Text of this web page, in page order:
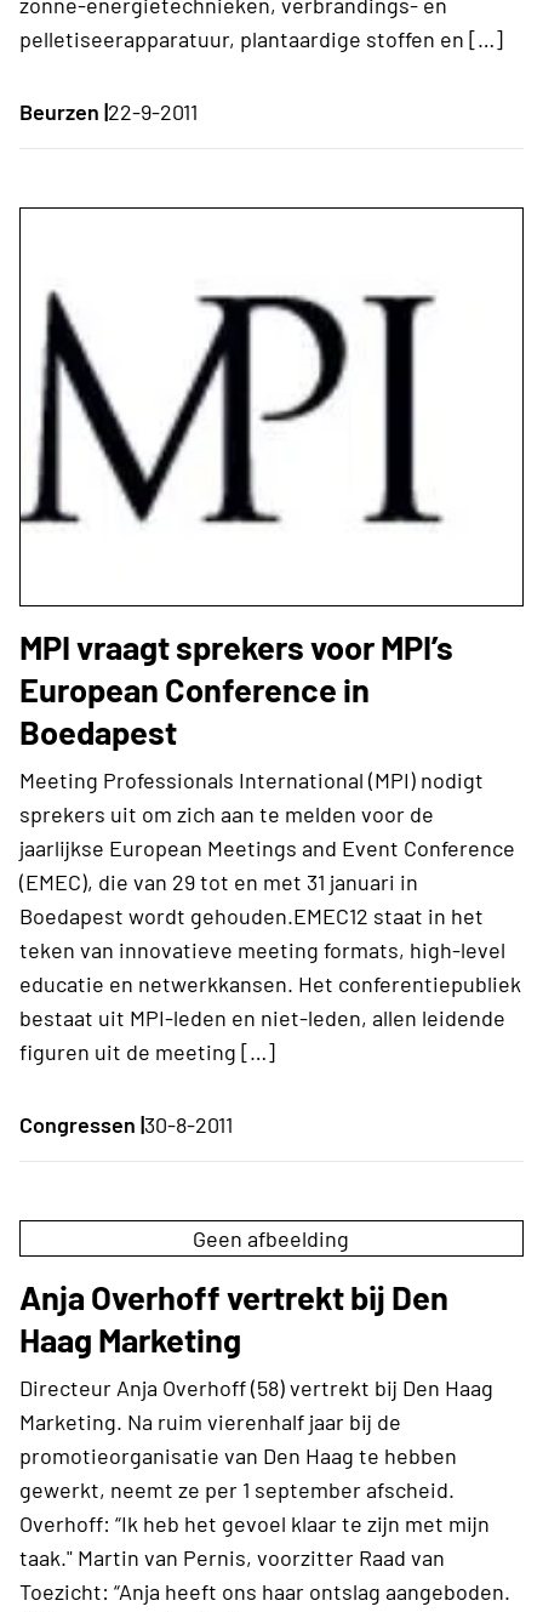
pelletiseerapparatuur, plantaardige stoffen en […]
Beurzen |22-9-2011
MPI vraagt sprekers voor MPI’s
European Conference in
Boedapest
Meeting Professionals International (MPI) nodigt
sprekers uit om zich aan te melden voor de
jaarlijkse European Meetings and Event Conference
(EMEC), die van 29 tot en met 31 januari in
Boedapest wordt gehouden.EMEC12 staat in het
teken van innovatieve meeting formats, high-level
educatie en netwerkkansen. Het conferentiepubliek
bestaat uit MPI-leden en niet-leden, allen leidende
figuren uit de meeting […]
Congressen |30-8-2011
Geen afbeelding
Anja Overhoff vertrekt bij Den
Haag Marketing
Directeur Anja Overhoff (58) vertrekt bij Den Haag
Marketing. Na ruim vierenhalf jaar bij de
promotieorganisatie van Den Haag te hebben
gewerkt, neemt ze per 1 september afscheid.
Overhoff: “Ik heb het gevoel klaar te zijn met mijn
taak." Martin van Pernis, voorzitter Raad van
Toezicht: “Anja heeft ons haar ontslag aangeboden.